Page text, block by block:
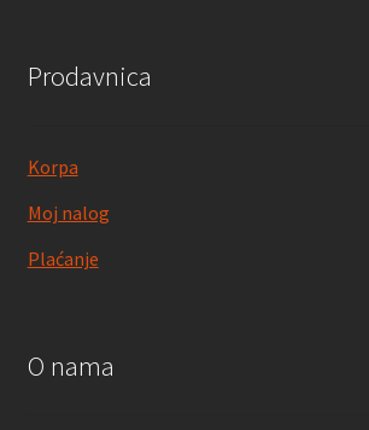
Prodavnica
Korpa
Moj nalog
Plaćanje
O nama